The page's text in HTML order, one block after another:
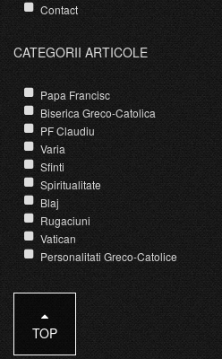
Contact
CATEGORII ARTICOLE
Papa Francisc
Biserica Greco-Catolica
PF Claudiu
Varia
Sfinti
Spiritualitate
Blaj
Rugaciuni
Vatican
Personalitati Greco-Catolice
TOP